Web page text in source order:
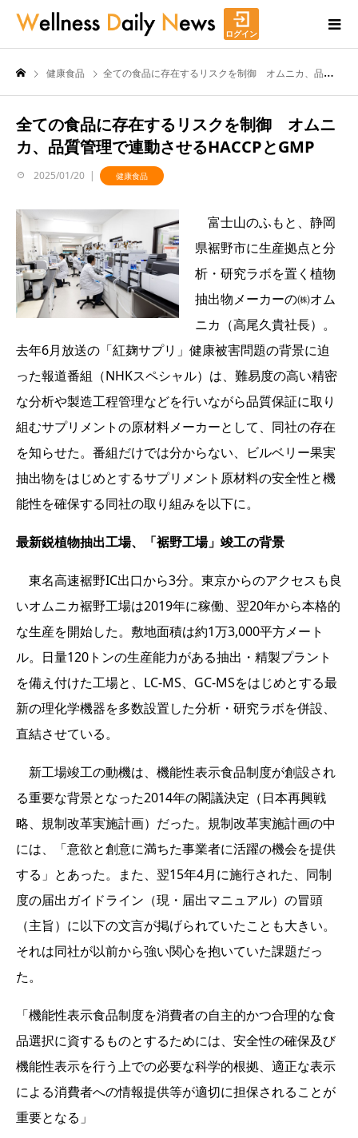
ログイン
健康食品 全ての食品に存在するリスクを制御 オムニカ、品質管理で連動させるHACCPとGMP
全ての食品に存在するリスクを制御 オムニ
カ、品質管理で連動させるHACCPとGMP
2025/01/20 健康食品
富士山のふもと、静岡
県裾野市に生産拠点と分
析・研究ラボを置く植物
抽出物メーカーの㈱オム
ニカ（高尾久貴社長）。
去年6月放送の「紅麹サプリ」健康被害問題の背景に迫
った報道番組（NHKスペシャル）は、難易度の高い精密
な分析や製造工程管理などを行いながら品質保証に取り
組むサプリメントの原材料メーカーとして、同社の存在
を知らせた。番組だけでは分からない、ビルベリー果実
抽出物をはじめとするサプリメント原材料の安全性と機
能性を確保する同社の取り組みを以下に。
最新鋭植物抽出工場、「裾野工場」竣工の背景
東名高速裾野IC出口から3分。東京からのアクセスも良
いオムニカ裾野工場は2019年に稼働、翌20年から本格的
な生産を開始した。敷地面積は約1万3,000平方メート
ル。日量120トンの生産能力がある抽出・精製プラント
を備え付けた工場と、LC-MS、GC-MSをはじめとする最
新の理化学機器を多数設置した分析・研究ラボを併設、
直結させている。
新工場竣工の動機は、機能性表示食品制度が創設され
る重要な背景となった2014年の閣議決定（日本再興戦
略、規制改革実施計画）だった。規制改革実施計画の中
には、「意欲と創意に満ちた事業者に活躍の機会を提供
する」とあった。また、翌15年4月に施行された、同制
度の届出ガイドライン（現・届出マニュアル）の冒頭
（主旨）に以下の文言が掲げられていたことも大きい。
それは同社が以前から強い関心を抱いていた課題だっ
た。
「機能性表示食品制度を消費者の自主的かつ合理的な食
品選択に資するものとするためには、安全性の確保及び
機能性表示を行う上での必要な科学的根拠、適正な表示
による消費者への情報提供等が適切に担保されることが
重要となる」